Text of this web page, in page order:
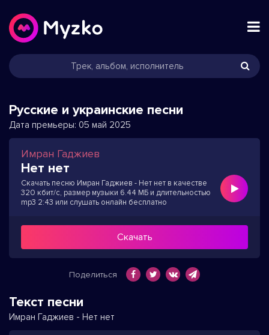
Русские и украинские песни
Дата премьеры: 05 май 2025
Имран Гаджиев
Нет нет
Скачать песню Имран Гаджиев - Нет нет в качестве
320 кбит/с, размер музыки 6.44 МБ и длительностью
mp3 2:43 или слушать онлайн бесплатно
Скачать
Поделиться
Текст песни
Имран Гаджиев - Нет нет